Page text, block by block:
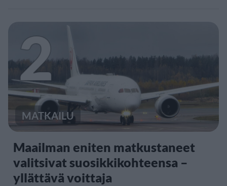
2
MATKAILU
Maailman eniten matkustaneet
valitsivat suosikkikohteensa –
yllättävä voittaja